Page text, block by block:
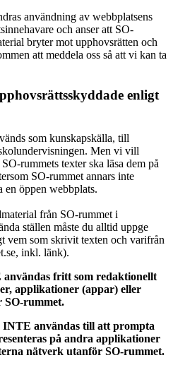
användning av webbplatsens
och anser att SO-
bryter mot upphovsrätten och
att meddela oss så att vi kan ta
enligt
som kunskapskälla, till
Men vi vill
rummets texter ska läsa dem på
SO-rummet annars inte
en öppen webbplats.
från SO-rummet i
ställen måste du alltid uppge
vem som skrivit texten och varifrån
inkl. länk).
fritt som redaktionellt
applikationer (appar) eller
SO-rummet.
användas till att prompta
på andra applikationer
nätverk utanför SO-rummet.